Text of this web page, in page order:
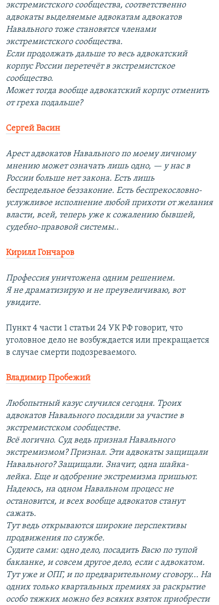
экстремистского сообщества, соответственно
адвокаты выделяемые адвокатам адвокатов
Навального тоже становятся членами
экстремистского сообщества.
Если продолжать дальше то весь адвокатский
корпус России перетечёт в экстремистское
сообщество.
Может тогда вообще адвокатский корпус отменить
от греха подальше?
Сергей Васин
Арест адвокатов Навального по моему личному
мнению может означать лишь одно, — у нас в
России больше нет закона. Есть лишь
беспредельное беззаконие. Есть беспрекословно-
услужливое исполнение любой прихоти от желания
власти, всей, теперь уже к сожалению бывшей,
судебно-правовой системы..
Кирилл Гончаров
Профессия уничтожена одним решением.
Я не драматизирую и не преувеличиваю, вот
увидите.
Пункт 4 части 1 статьи 24 УК РФ говорит, что
уголовное дело не возбуждается или прекращается
в случае смерти подозреваемого.
Владимир Пробежий
Любопытный казус случился сегодня. Троих
адвокатов Навального посадили за участие в
экстремистском сообществе.
Всё логично. Суд ведь признал Навального
экстремизмом? Признал. Эти адвокаты защищали
Навального? Защищали. Значит, одна шайка-
лейка. Еще и одобрение экстремизма пришьют.
Надеюсь, на одном Навальном процесс не
остановится, и всех вообще адвокатов станут
сажать.
Тут ведь открываются широкие перспективы
продвижения по службе.
Судите сами: одно дело, посадить Васю по тупой
бакланке, и совсем другое дело, если с адвокатом.
Тут уже и ОПГ, и по предварительному сговору... На
одних только квартальных премиях за раскрытие
особо тяжких можно без всяких взяток приобрести